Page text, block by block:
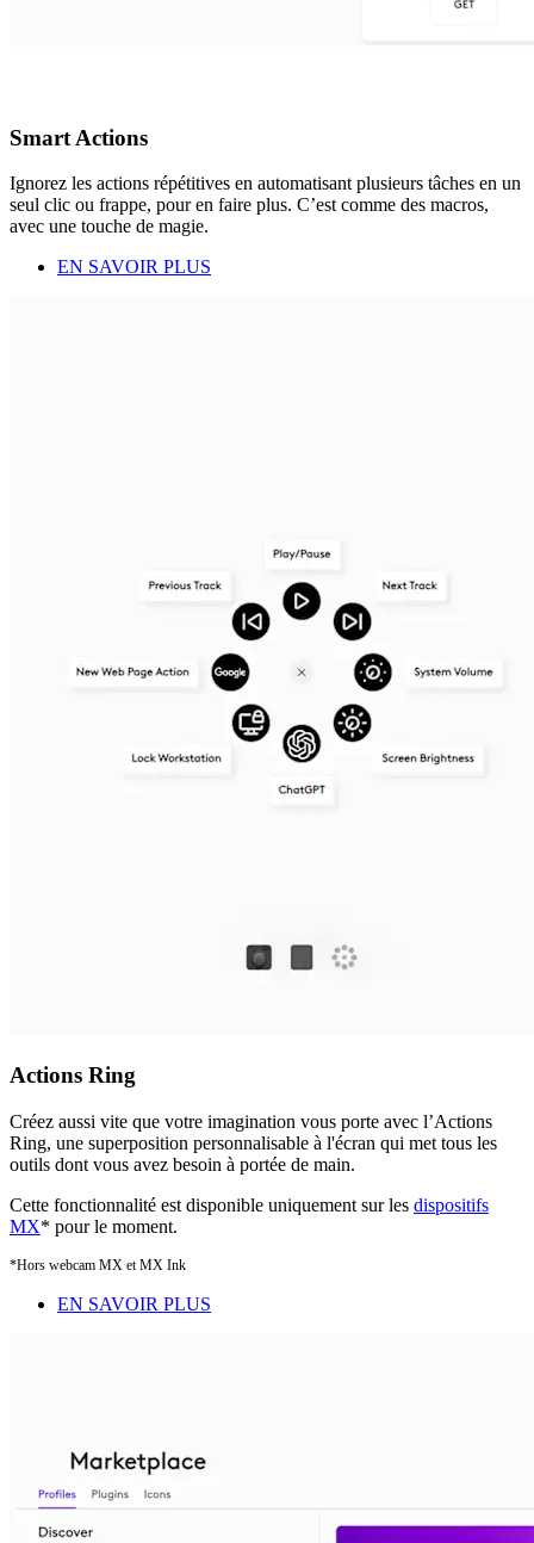
Smart Actions
Ignorez les actions répétitives en automatisant plusieurs tâches en un
seul clic ou frappe, pour en faire plus. C’est comme des macros,
avec une touche de magie.
EN SAVOIR PLUS
Actions Ring
Créez aussi vite que votre imagination vous porte avec l’Actions
Ring, une superposition personnalisable à l'écran qui met tous les
outils dont vous avez besoin à portée de main.
Cette fonctionnalité est disponible uniquement sur les dispositifs
MX* pour le moment.
*Hors webcam MX et MX Ink
EN SAVOIR PLUS